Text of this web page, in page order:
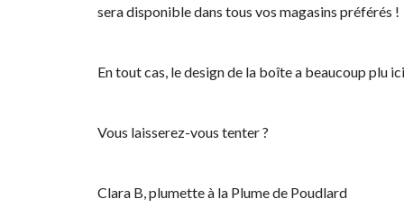
sera disponible dans tous vos magasins préférés !
En tout cas, le design de la boîte a beaucoup plu
Vous laisserez-vous tenter ?
Clara B, plumette à la Plume de Poudlard